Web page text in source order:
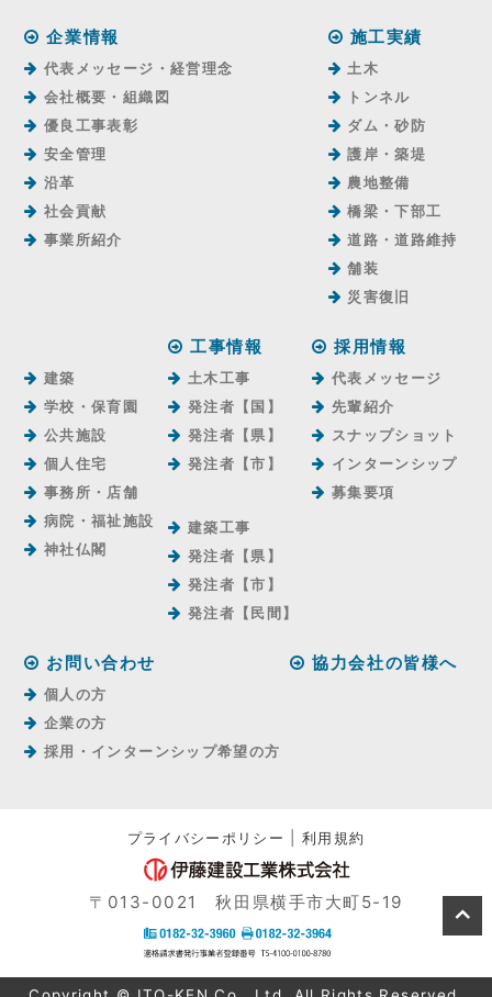
企業情報
代表メッセージ・経営理念
会社概要・組織図
優良工事表彰
安全管理
沿革
社会貢献
事業所紹介
施工実績
土木
トンネル
ダム・砂防
護岸・築堤
農地整備
橋梁・下部工
道路・道路維持
舗装
災害復旧
建築
学校・保育園
公共施設
個人住宅
事務所・店舗
病院・福祉施設
神社仏閣
工事情報
土木工事
発注者【国】
発注者【県】
発注者【市】
建築工事
発注者【県】
発注者【市】
発注者【⺠間】
採用情報
代表メッセージ
先輩紹介
スナップショット
インターンシップ
募集要項
お問い合わせ
個人の方
企業の方
採用・インターンシップ希望の方
協力会社の皆様へ
プライバシーポリシー |利用規約
〒013-0021 秋田県横手市大町5-19